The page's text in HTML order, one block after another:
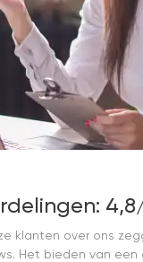
klanten over ons
Het bieden van een